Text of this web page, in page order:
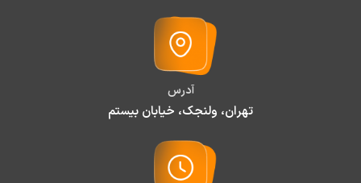
آدرس
تهران، ولنجک، خیابان بیستم